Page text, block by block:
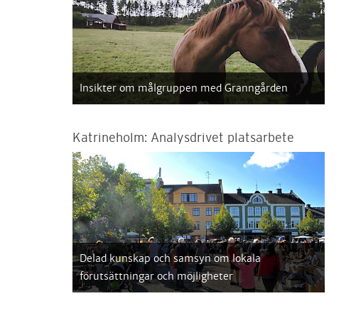
Insikter om målgruppen med Granngården
Katrineholm: Analysdrivet platsarbete
Delad kunskap och samsyn om lokala
förutsättningar och möjligheter